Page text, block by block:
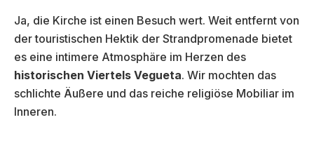
Ja, die Kirche ist einen Besuch wert. Weit entfernt von
der touristischen Hektik der Strandpromenade bietet
es eine intimere Atmosphäre im Herzen des
historischen Viertels Vegueta. Wir mochten das
schlichte Äußere und das reiche religiöse Mobiliar im
Inneren.